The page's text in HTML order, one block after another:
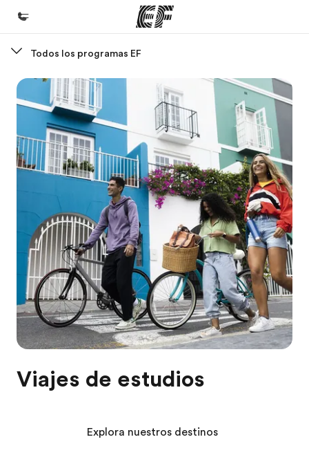
Bienvenido a EF
Programas
Ver todo lo que hacemos
Oficinas
Sobre nosotros
Quiénes somos
Trabajos
Únete al equipo
Todos los programas EF
Viajes de estudios
Explora nuestros destinos